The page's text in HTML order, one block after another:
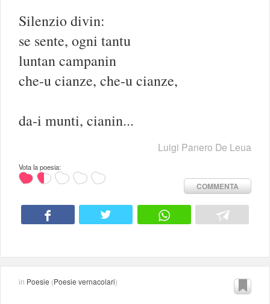
Silenzio divin:
se sente, ogni tantu
luntan campanin
che-u cianze, che-u cianze,
da-i munti, cianin...
Luigi Panero De Leua
Vota la poesia:
COMMENTA
in Poesie (Poesie vernacolari)